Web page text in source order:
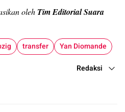
oleh Tim Editorial Suara
transfer Yan Diomande
Redaksi